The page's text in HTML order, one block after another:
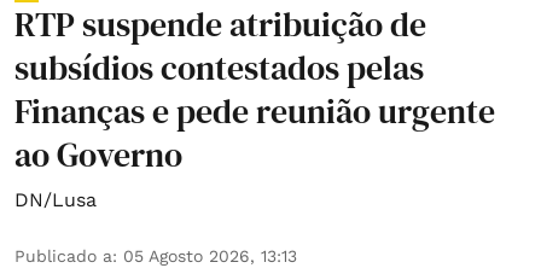
RTP suspende atribuição de
subsídios contestados pelas
Finanças e pede reunião urgente
ao Governo
DN/Lusa
Publicado a: 05 Agosto 2026, 13:13